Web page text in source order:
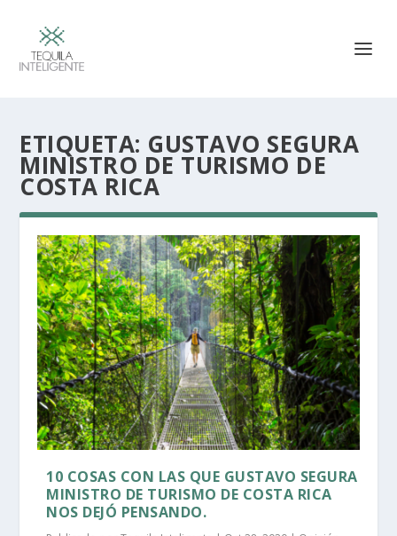
ETIQUETA: GUSTAVO SEGURA
MINISTRO DE TURISMO DE
COSTA RICA
10 COSAS CON LAS QUE GUSTAVO SEGURA
MINISTRO DE TURISMO DE COSTA RICA
NOS DEJÓ PENSANDO.